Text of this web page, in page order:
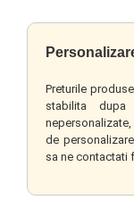
Preturile
stabilita dupa
de
sa ne contactati